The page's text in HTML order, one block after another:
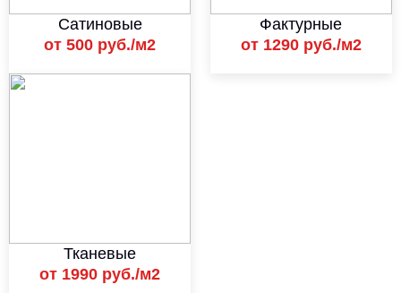
Сатиновые
от 500 руб./м2
Фактурные
от 1290 руб./м2
Тканевые
от 1990 руб./м2